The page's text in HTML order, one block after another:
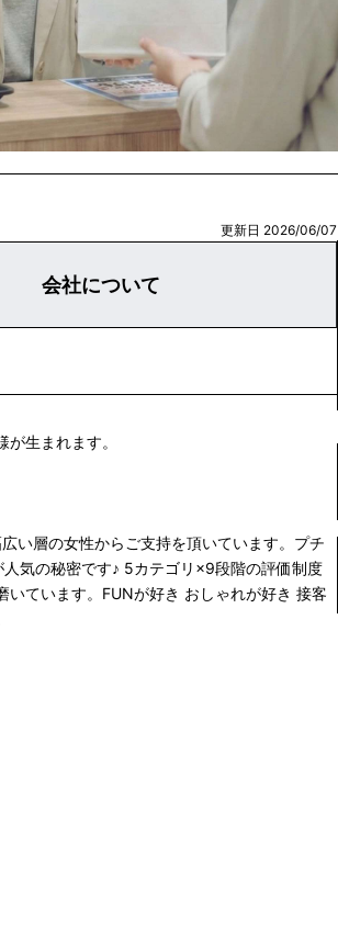
更新日 2026/06/07
会社について
生まれます。
い層の女性からご支持を頂いています。プチ
気の秘密です♪ 5カテゴリ×9段階の評価制度
ています。FUNが好き おしゃれが好き 接客